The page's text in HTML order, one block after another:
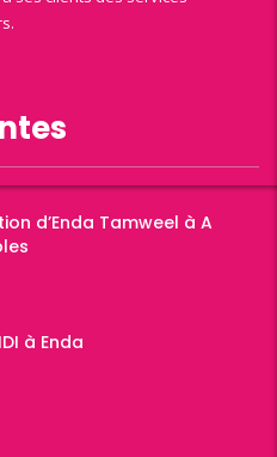
d’Enda Tamweel à A
à Enda